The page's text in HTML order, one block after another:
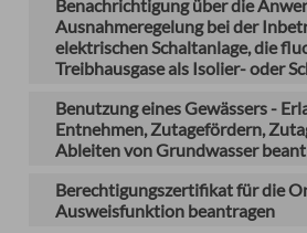
Benachrichtigung über die
Ausnahmeregelung bei der
elektrischen Schaltanlage, die
Treibhausgase als Isolier- oder
Benutzung eines Gewässers -
Entnehmen, Zutagefördern,
Ableiten von Grundwasser
Berechtigungszertifikat für die
Ausweisfunktion beantragen